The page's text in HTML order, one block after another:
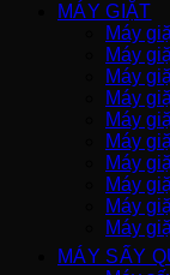
MÁY GIẶT
Máy
Máy
Máy
Máy
Máy
Máy
Máy
Máy
Máy
Máy
MÁY SẤY